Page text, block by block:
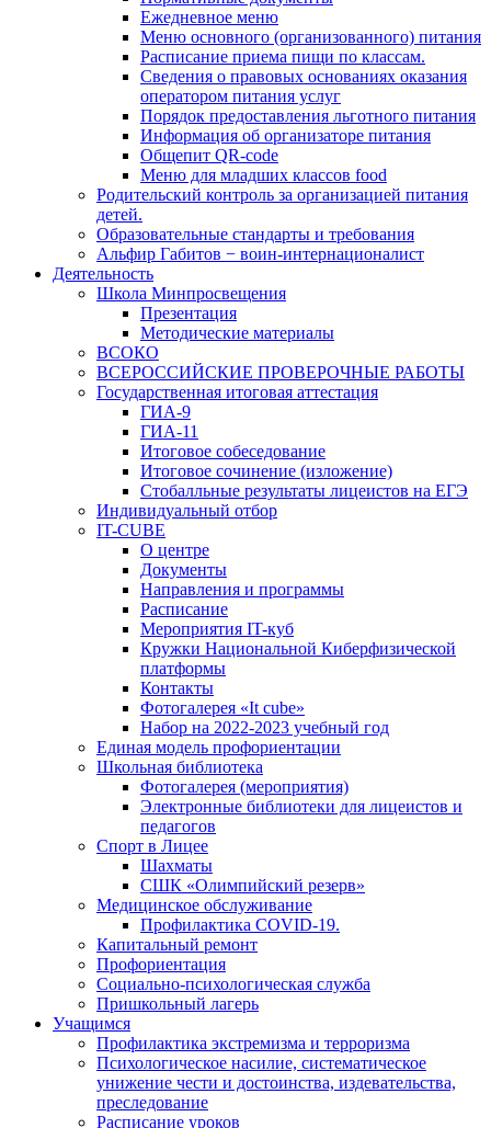
Ежедневное меню
Меню основного (организованного) питания
Расписание приема пищи по классам.
Сведения о правовых основаниях оказания
оператором питания услуг
Порядок предоставления льготного питания
Информация об организаторе питания
Общепит QR-code
Меню для младших классов food
Родительский контроль за организацией питания
детей.
Образовательные стандарты и требования
Альфир Габитов − воин-интернационалист
Деятельность
Школа Минпросвещения
Презентация
Методические материалы
ВСОКО
ВСЕРОССИЙСКИЕ ПРОВЕРОЧНЫЕ РАБОТЫ
Государственная итоговая аттестация
ГИА-9
ГИА-11
Итоговое собеседование
Итоговое сочинение (изложение)
Стобалльные результаты лицеистов на ЕГЭ
Индивидуальный отбор
IT-CUBE
О центре
Документы
Направления и программы
Расписание
Мероприятия IT-куб
Кружки Национальной Киберфизической
платформы
Контакты
Фотогалерея «It cube»
Набор на 2022-2023 учебный год
Единая модель профориентации
Школьная библиотека
Фотогалерея (мероприятия)
Электронные библиотеки для лицеистов и
педагогов
Спорт в Лицее
Шахматы
СШК «Олимпийский резерв»
Медицинское обслуживание
Профилактика COVID-19.
Капитальный ремонт
Профориентация
Социально-психологическая служба
Пришкольный лагерь
Учащимся
Профилактика экстремизма и терроризма
Психологическое насилие, систематическое
унижение чести и достоинства, издевательства,
преследование
Расписание уроков